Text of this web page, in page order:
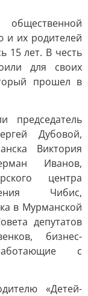
и их родителей
15 лет. В честь
для своих
прошел в
председатель
Дубовой,
Виктория
Иванов,
центра
Чибис,
в Мурманской
депутатов
бизнес-
с
«Детей-